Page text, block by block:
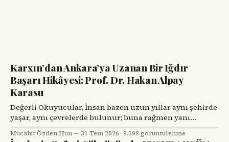
Karxın’dan Ankara’ya Uzanan Bir Iğdır
Başarı Hikâyesi: Prof. Dr. Hakan Alpay
Karasu
Değerli Okuyucular, İnsan bazen uzun yıllar aynı şehirde
yaşar, aynı çevrelerde bulunur; buna rağmen yanı
başındaki değerli bir hemşehrisini tanımak için bir
tesadüfü beklemek zorunda kalır. Prof. Dr. Hakan Alpay
Mücahit Özden Hun 31 Tem 2026 ·9.398 görüntülenme